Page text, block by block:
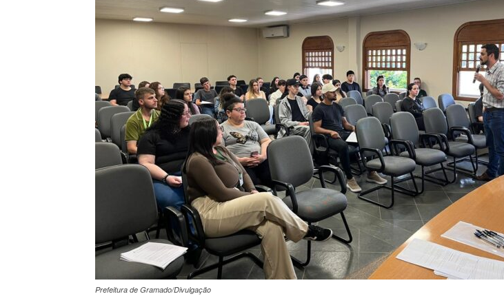
Prefeitura de Gramado/Divulgação